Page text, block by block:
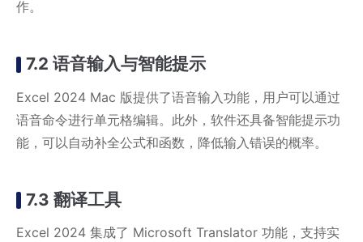
作。
7.2 语音输入与智能提示
Excel 2024 Mac 版提供了语音输入功能，用户可以通过
语音命令进行单元格编辑。此外，软件还具备智能提示功
能，可以自动补全公式和函数，降低输入错误的概率。
7.3 翻译工具
Excel 2024 集成了 Microsoft Translator 功能，支持实